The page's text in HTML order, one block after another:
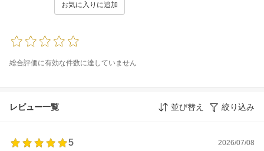
お気に入りに追加
総合評価に有効な件数に達していません
レビュー一覧 並び替え 絞り込み
5
2026/07/08